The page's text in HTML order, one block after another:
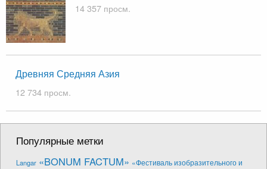
14 357 просм.
Древняя Средняя Азия
12 734 просм.
Популярные метки
Langar «BONUM FACTUM» «Фестиваль изобразительного и